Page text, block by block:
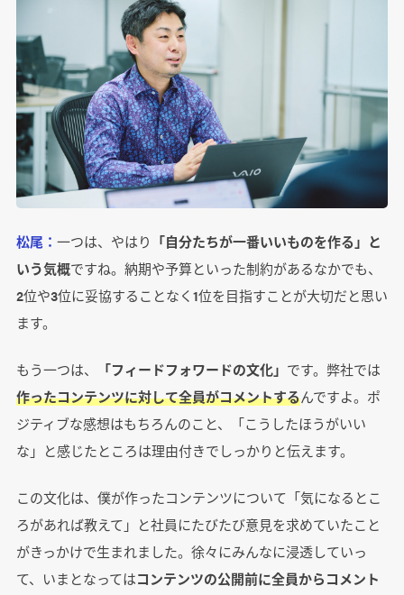
松尾： 一つは、やはり 「自分たちが一番いいものを作る」と
いう気概ですね。納期や予算といった制約があるなかでも、
2位や3位に妥協することなく1位を目指すことが大切だと思い
ます。
もう一つは、 「フィードフォワードの文化」 です。弊社では
作ったコンテンツに対して全員がコメントするんですよ。ポ
ジティブな感想はもちろんのこと、「こうしたほうがいい
な」と感じたところは理由付きでしっかりと伝えます。
この文化は、僕が作ったコンテンツについて「気になるとこ
ろがあれば教えて」と社員にたびたび意見を求めていたこと
がきっかけで生まれました。徐々にみんなに浸透していっ
て、いまとなってはコンテンツの公開前に全員からコメント